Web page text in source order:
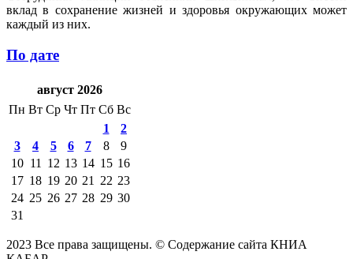
вклад в сохранение жизней и здоровья окружающих может
каждый из них.
По дате
август 2026
Пн Вт Ср Чт Пт Сб Вс
1
2
3
4 5 6 7 8
9
10 11 12 13 14 15 16
17 18 19 20 21 22 23
24 25 26 27 28 29 30
31
2023 Все права защищены. © Содержание сайта КНИА